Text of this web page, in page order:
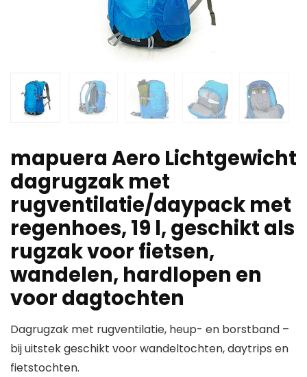
mapuera Aero Lichtgewicht
dagrugzak met
rugventilatie/daypack met
regenhoes, 19 l, geschikt als
rugzak voor fietsen,
wandelen, hardlopen en
voor dagtochten
Dagrugzak met rugventilatie, heup- en borstband –
bij uitstek geschikt voor wandeltochten, daytrips en
fietstochten.